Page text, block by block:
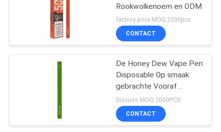
Rookwolkenoem en ODM
factory price MOQ:2000pcs
CONTACT
De Honey Dew Vape Pen
Disposable Op smaak
gebrachte Vooraf
gevulde 280mAh 500
Rookwolken van E Cig
Discuss MOQ:2000PCS
CONTACT